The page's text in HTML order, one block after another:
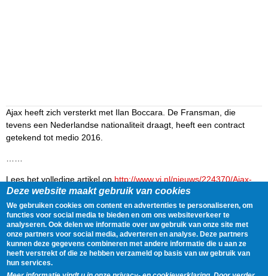
Ajax heeft zich versterkt met Ilan Boccara. De Fransman, die
tevens een Nederlandse nationaliteit draagt, heeft een contract
getekend tot medio 2016.
Lees het volledige artikel op http://www.vi.nl/nieuws/224370/Ajax-
haalt-talent-Boccara-weg-bij-Paris-SaintGermain.htm
Delen Tweet 15 July, 2012 - 19:01
Gegevens
Spelers:Ilan Boccara
Deze website maakt gebruik van cookies
We gebruiken cookies om content en advertenties te personaliseren, om
functies voor social media te bieden en om ons websiteverkeer te
analyseren. Ook delen we informatie over uw gebruik van onze site met
onze partners voor social media, adverteren en analyse. Deze partners
kunnen deze gegevens combineren met andere informatie die u aan ze
heeft verstrekt of die ze hebben verzameld op basis van uw gebruik van
hun services.